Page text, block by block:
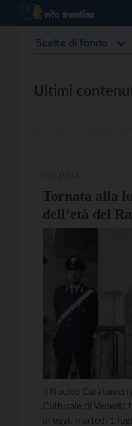
Scelte di fondo
Ultimi
Tornata alla
dell’età del
Mezzolago di
Il Nucleo Carabinieri
Culturale di Venezia
di oggi, martedì 1